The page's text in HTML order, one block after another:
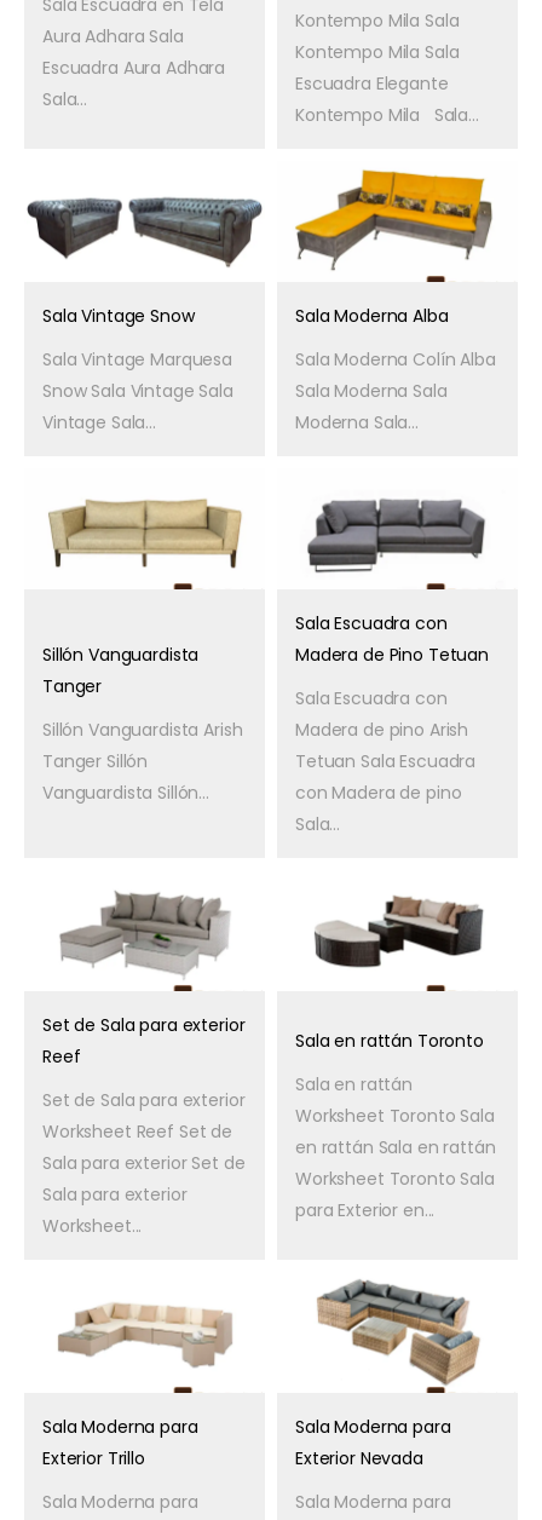
Sala Escuadra en Tela
Aura Adhara Sala
Escuadra Aura Adhara
Sala...
Kontempo Mila Sala
Kontempo Mila Sala
Escuadra Elegante
Kontempo Mila Sala...
Sala Vintage Snow
Sala Vintage Marquesa
Snow Sala Vintage Sala
Vintage Sala...
Sala Moderna Alba
Sala Moderna Colín Alba
Sala Moderna Sala
Moderna Sala...
Sillón Vanguardista
Tanger
Sillón Vanguardista Arish
Tanger Sillón
Vanguardista Sillón...
Sala Escuadra con
Madera de Pino Tetuan
Sala Escuadra con
Madera de pino Arish
Tetuan Sala Escuadra
con Madera de pino
Sala...
Set de Sala para exterior
Reef
Set de Sala para exterior
Worksheet Reef Set de
Sala para exterior Set de
Sala para exterior
Worksheet...
Sala en rattán Toronto
Sala en rattán
Worksheet Toronto Sala
en rattán Sala en rattán
Worksheet Toronto Sala
para Exterior en...
Sala Moderna para
Exterior Trillo
Sala Moderna para
Sala Moderna para
Exterior Nevada
Sala Moderna para